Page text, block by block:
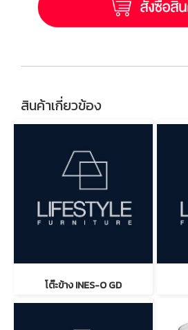
สินค้าเกี่ยวข้อง
โต๊ะข้าง INES-O GD